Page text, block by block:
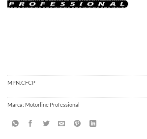
MPN:CFCP
Marca: Motorline Professional